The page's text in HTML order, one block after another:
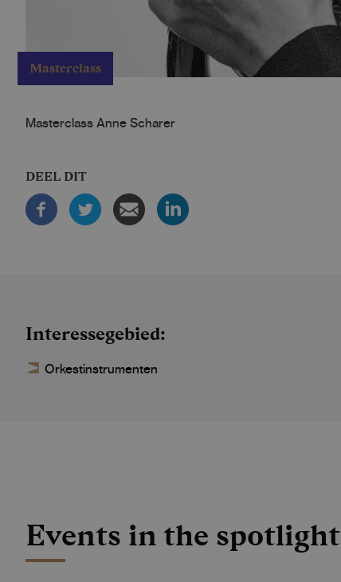
Masterclass
Masterclass Anne Scharer
DEEL DIT
Interessegebied
Orkestinstrumenten
Events in the spotlight